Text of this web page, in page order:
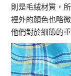
則是毛絨材質，
裡外的顏色也略
他們對於細節的重